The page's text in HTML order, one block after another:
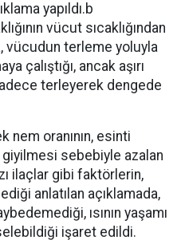
yapıldı.b
vücut sıcaklığından
vücudun terleme yoluyla
çalıştığı, ancak aşırı
terleyerek dengede
nem oranının, esinti
sebebiyle azalan
ilaçlar gibi faktörlerin,
anlatılan açıklamada,
ısının yaşamı
işaret edildi.